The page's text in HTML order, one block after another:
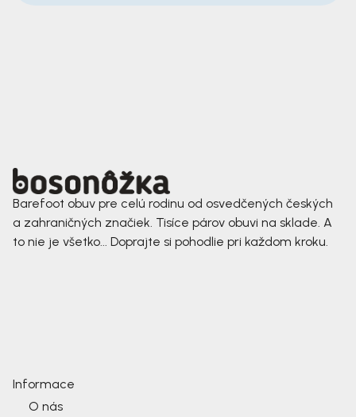
Barefoot obuv pre celú rodinu od osvedčených českých
a zahraničných značiek. Tisíce párov obuvi na sklade. A
to nie je všetko... Doprajte si pohodlie pri každom kroku.
Informace
O nás